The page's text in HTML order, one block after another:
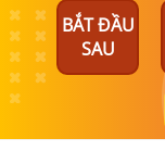
BẮT ĐẦU
SAU